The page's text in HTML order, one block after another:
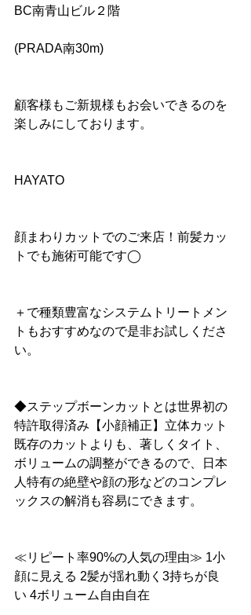
BC南青山ビル２階
(PRADA南30m)
顧客様もご新規様もお会いできるのを
楽しみにしております。
HAYATO
顔まわりカットでのご来店！前髪カッ
トでも施術可能です◯
＋で種類豊富なシステムトリートメン
トもおすすめなので是非お試しくださ
い。
◆ステップボーンカットとは世界初の
特許取得済み【小顔補正】立体カット
既存のカットよりも、著しくタイト、
ボリュームの調整ができるので、日本
人特有の絶壁や顔の形などのコンプレ
ックスの解消も容易にできます。
≪リピート率90%の人気の理由≫ 1小
顔に見える 2髪が揺れ動く3持ちが良
い 4ボリューム自由自在